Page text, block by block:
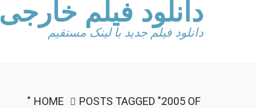
دانلود فیلم خارجی
دانلود فیلم جدید با لینک مستقیم
HOME POSTS TAGGED "2005 OF"